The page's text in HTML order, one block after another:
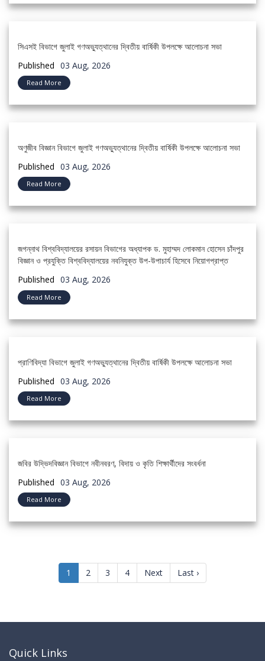
সিএসই বিভাগে জুলাই গণঅভ্যুত্থানের দ্বিতীয় বার্ষিকী উপলক্ষে আলোচনা সভা
Published 03 Aug, 2026
Read More
অণুজীব বিজ্ঞান বিভাগে জুলাই গণঅভ্যুত্থানের দ্বিতীয় বার্ষিকী উপলক্ষে আলোচনা সভা
Published 03 Aug, 2026
Read More
জগন্নাথ বিশ্ববিদ্যালয়ের রসায়ন বিভাগের অধ্যাপক ড. মুহাম্মদ লোকমান হোসেন চাঁদপুর
বিজ্ঞান ও প্রযুক্তি বিশ্ববিদ্যালয়ের নবনিযুক্ত উপ-উপাচার্য হিসেবে নিয়োগপ্রাপ্ত
Published 03 Aug, 2026
Read More
প্রাণিবিদ্যা বিভাগে জুলাই গণঅভ্যুত্থানের দ্বিতীয় বার্ষিকী উপলক্ষে আলোচনা সভা
Published 03 Aug, 2026
Read More
জবির উদ্ভিদবিজ্ঞান বিভাগে নবীনবরণ, বিদায় ও কৃতি শিক্ষার্থীদের সংবর্ধনা
Published 03 Aug, 2026
Read More
1 (current)
2 3 4 Next Last ›
Quick Links